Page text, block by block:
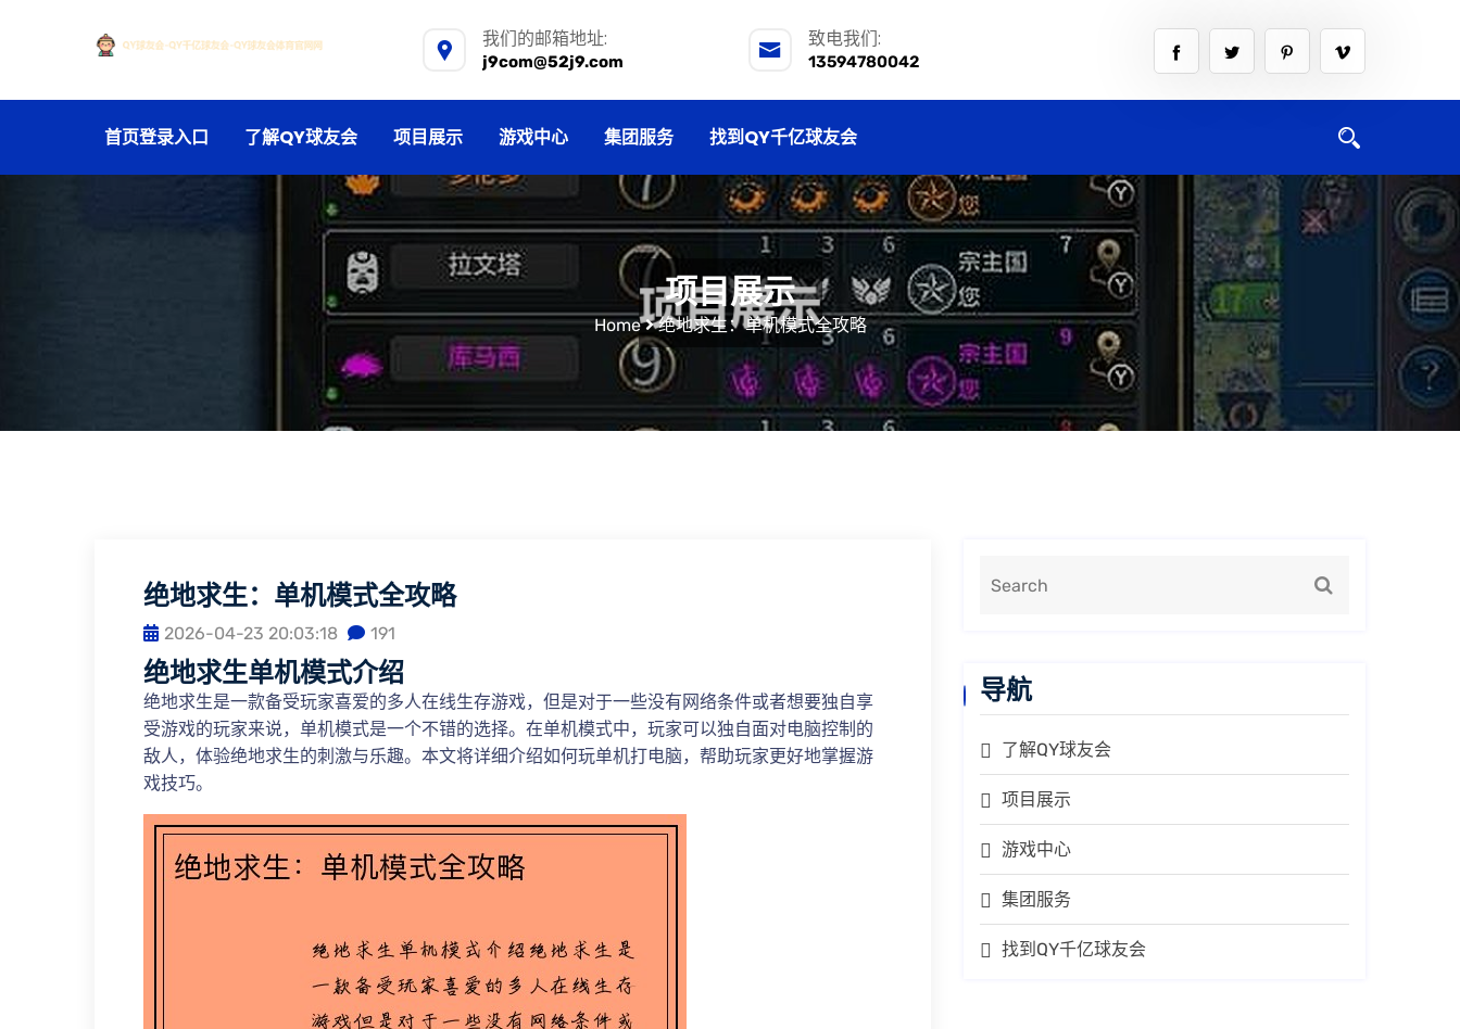
我们的邮箱地址:
j9com@52j9.com
致电我们:
13594780042
首页登录入口 了解QY球友会 项目展示 游戏中心 集团服务 找到QY千亿球友会
项目展示
Home 绝地求生：单机模式全攻略
绝地求生：单机模式全攻略
2026-04-23 20:03:18 191
绝地求生单机模式介绍
绝地求生是一款备受玩家喜爱的多人在线生存游戏，但是对于一些没有网络条件或者想要独自享
受游戏的玩家来说，单机模式是一个不错的选择。在单机模式中，玩家可以独自面对电脑控制的
敌人，体验绝地求生的刺激与乐趣。本文将详细介绍如何玩单机打电脑，帮助玩家更好地掌握游
戏技巧。
导航
了解QY球友会
项目展示
游戏中心
集团服务
找到QY千亿球友会